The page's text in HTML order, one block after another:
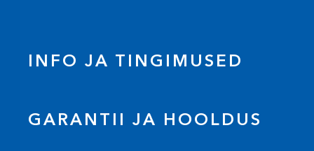
INFO JA TINGIMUSED
GARANTII JA HOOLDUS